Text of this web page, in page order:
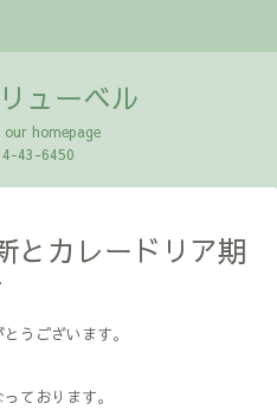
ューベル
our homepage
43-6450
とカレードリア期
うございます。
ております。